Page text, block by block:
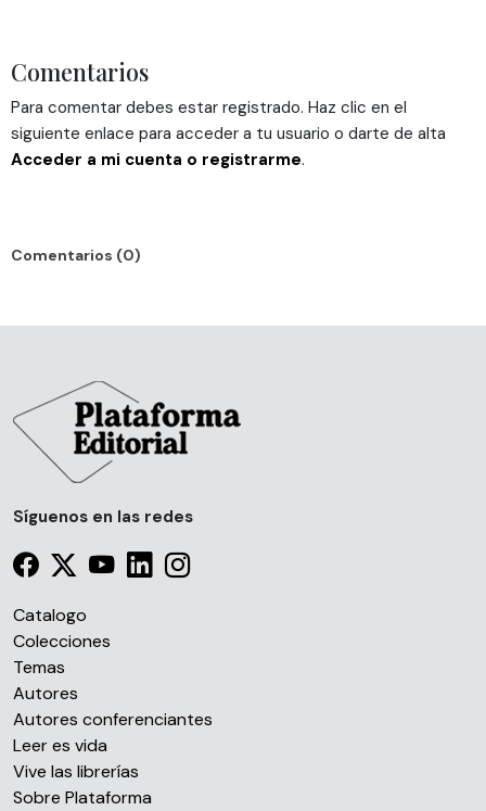
Comentarios
Para comentar debes estar registrado. Haz clic en el
siguiente enlace para acceder a tu usuario o darte de alta
Acceder a mi cuenta o registrarme.
Comentarios (0)
Síguenos en las redes
Catalogo
Colecciones
Temas
Autores
Autores conferenciantes
Leer es vida
Vive las librerías
Sobre Plataforma